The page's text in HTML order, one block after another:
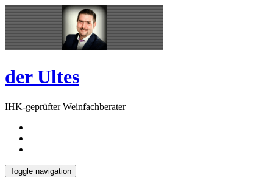
Skip
to
content
Open
Sidebar
der Ultes
IHK-geprüfter Weinfachberater
Toggle navigation